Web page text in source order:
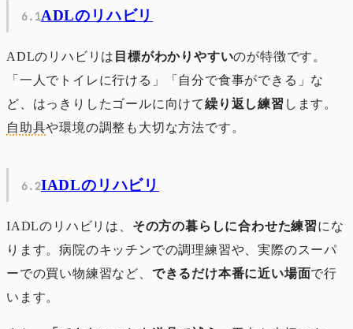
ADLのリハビリ
ADLのリハビリは 目標がわかりやすいのが特徴です。
「一人でトイレに行ける」「自分で食事ができる」な
ど、はっきりしたゴールに向けて繰り返し練習 します。
自助具や環境の調整も大切な方法です。
IADLのリハビリ
IADLのリハビリは、 その方の暮らしに合わせた練習にな
ります。病院のキッチンでの調理練習や、実際のスーパ
ーでの買い物練習など、 できるだけ本番に近い場面で行
います。